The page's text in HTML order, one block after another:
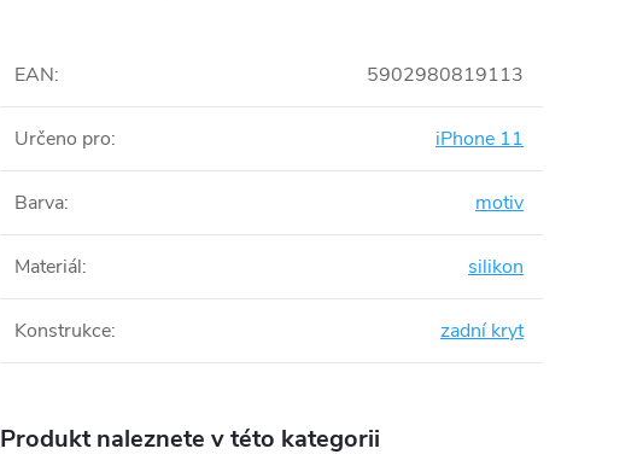
EAN: 5902980819113
Určeno pro: iPhone 11
Barva: motiv
Materiál: silikon
Konstrukce: zadní kryt
Produkt naleznete v této kategorii